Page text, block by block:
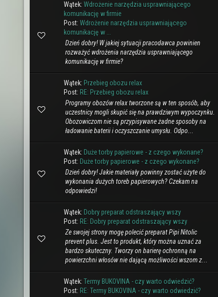
Wątek: Wdrożenie narzędzia usprawniającego
komunikację w firmie
Post: Wdrożenie narzędzia usprawniającego
komunikację w ...
Dzień dobry! W jakiej sytuacji pracodawca powinien
rozważyć wdrożenia narzędzia usprawniającego
komunikację w firmie?
Wątek: Przebieg obozu relax
Post: RE: Przebieg obozu relax
Programy obozów relax tworzone są w ten sposób, aby
uczestnicy mogli skupić się na prawdziwym wypoczynku.
Obozowiczom nie są przypisywane żadne sposoby na
ładowanie baterii i oczyszczanie umysłu. Odpo...
Wątek: Duże torby papierowe - z czego wykonane?
Post: Duże torby papierowe - z czego wykonane?
Dzień dobry! Jakie materiały powinny zostać użyte do
wykonania dużych toreb papierowych? Czekam na
odpowiedzi!
Wątek: Dobry preparat odstraszający wszy
Post: RE: Dobry preparat odstraszający wszy
Ze swojej strony mogę polecić preparat Pipi Nitolic
prevent plus. Jest to produkt, który można uznać za
bardzo skuteczny. Tworzy on barierę ochronną na
powierzchni włosów nie dającą możliwości wszom z...
Wątek: Termy BUKOVINA - czy warto odwiedzić?
Post: RE: Termy BUKOVINA - czy warto odwiedzić?